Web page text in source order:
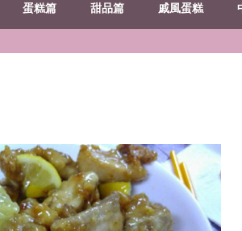
蛋糕篇 甜品篇 戚風蛋糕